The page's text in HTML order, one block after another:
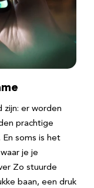
zijn: er worden
prachtige
soms is het
je je
Zo stuurde
baan, een druk